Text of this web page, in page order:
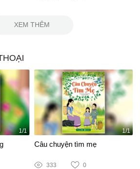
XEM THÊM
1/1 1/1
Câu chuyện tìm mẹ
333 0